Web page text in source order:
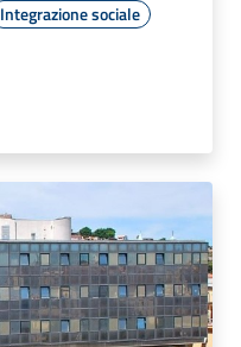
Integrazione sociale